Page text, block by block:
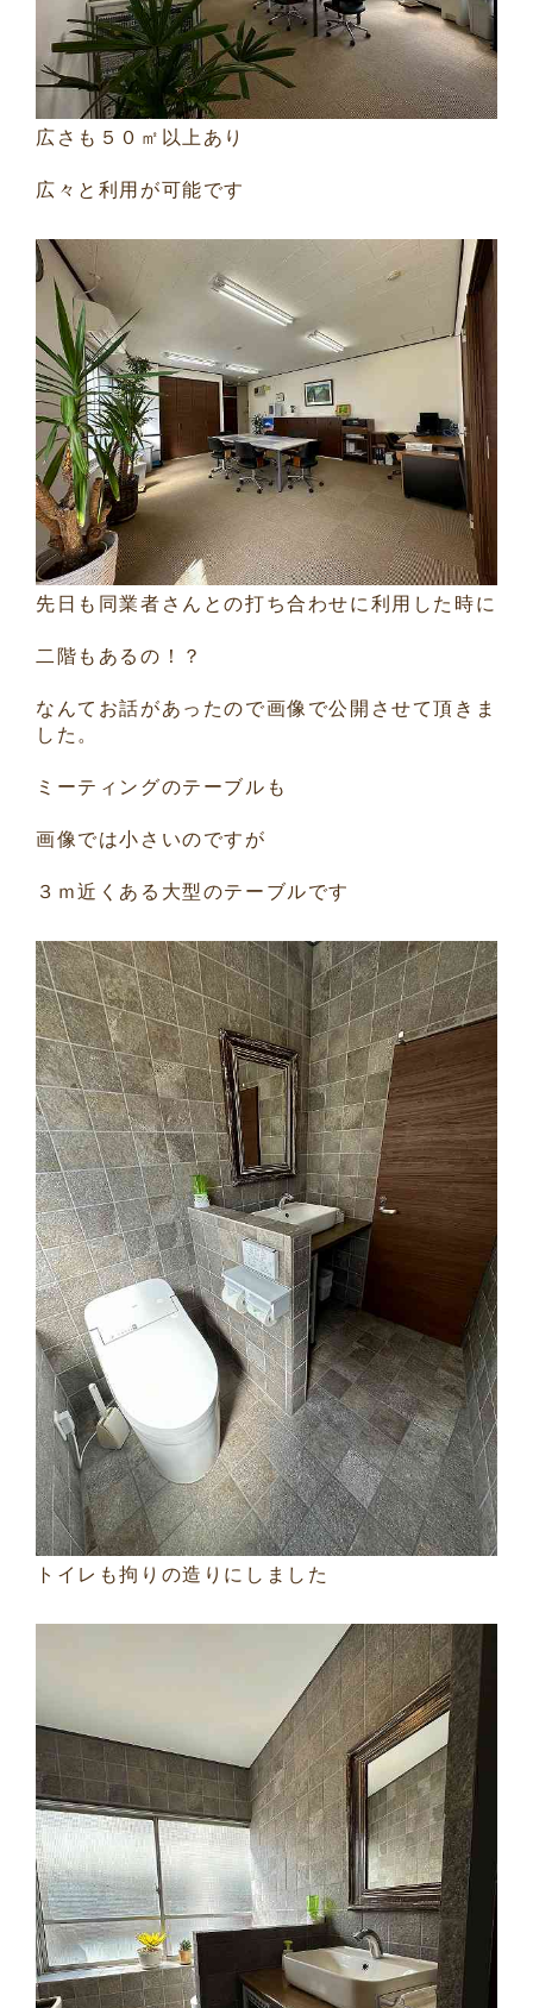
広さも５０㎡以上あり
広々と利用が可能です
先日も同業者さんとの打ち合わせに利用した時に
二階もあるの！？
なんてお話があったので画像で公開させて頂きま
した。
ミーティングのテーブルも
画像では小さいのですが
３ｍ近くある大型のテーブルです
トイレも拘りの造りにしました